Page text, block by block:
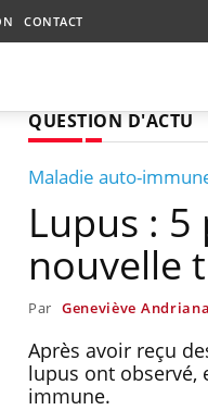
CONTACT
QUESTION D'ACTU
Maladie auto-
Lupus :
nouvelle
Par Geneviève
Après avoir reçu
lupus ont observé,
immune.